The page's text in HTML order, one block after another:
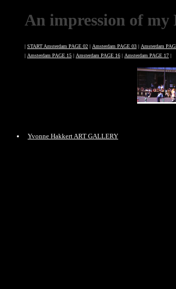
An impression of
| START Amsterdam PAGE 02 | Amsterdam PAGE 03 | Amsterdam
| Amsterdam PAGE 15 | Amsterdam PAGE 16 | Amsterdam PAGE 17 |
Yvonne Hakkert ART GALLERY